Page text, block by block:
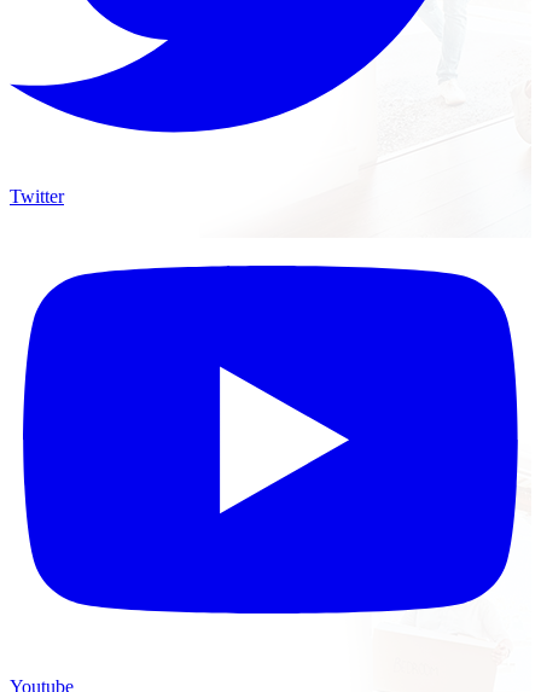
Twitter
Youtube